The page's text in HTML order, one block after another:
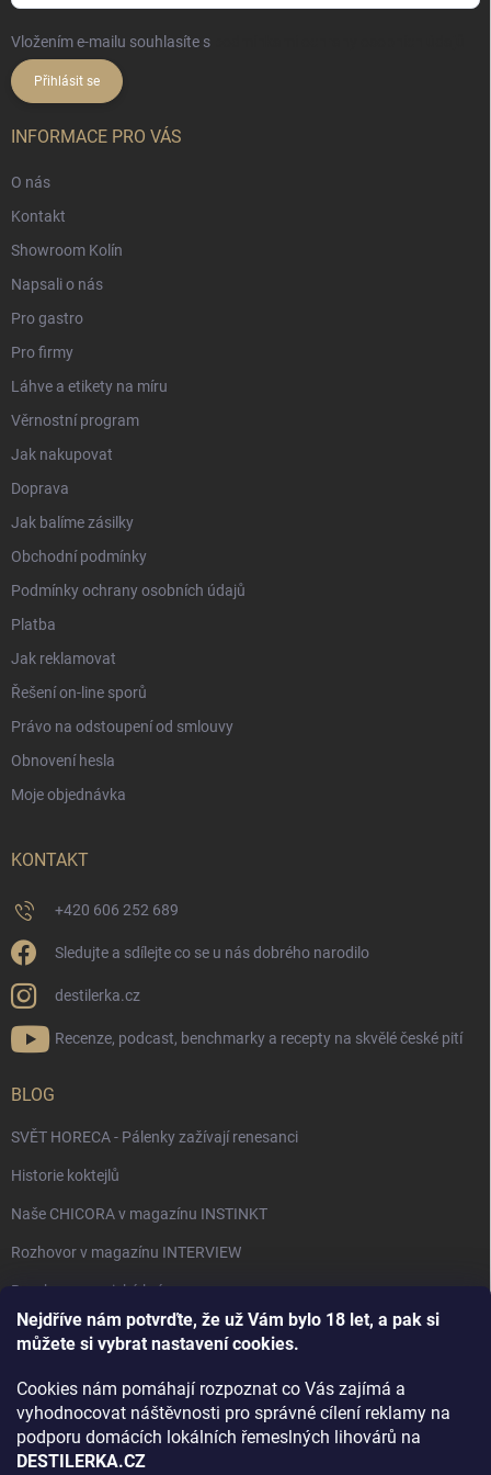
Nejdříve nám potvrďte, že už Vám bylo 18 let, a pak si
můžete si vybrat nastavení cookies.
Cookies nám pomáhají rozpoznat co Vás zajímá a
vyhodnocovat náštěvnosti pro správné cílení reklamy na
podporu domácích lokálních řemeslných lihovárů na
DESTILERKA.CZ
Vložením e-mailu souhlasíte s
Přihlásit se
INFORMACE PRO VÁS
O nás
Kontakt
Showroom Kolín
Napsali o nás
Pro gastro
Pro firmy
Láhve a etikety na míru
Věrnostní program
Jak nakupovat
Doprava
Jak balíme zásilky
Obchodní podmínky
Podmínky ochrany osobních údajů
Platba
Jak reklamovat
Řešení on-line sporů
Právo na odstoupení od smlouvy
Obnovení hesla
Moje objednávka
KONTAKT
+420 606 252 689
Sledujte a sdílejte co se u nás dobrého narodilo
destilerka.cz
Recenze, podcast, benchmarky a recepty na skvělé české pití
BLOG
SVĚT HORECA - Pálenky zažívají renesanci
Historie koktejlů
Naše CHICORA v magazínu INSTINKT
Rozhovor v magazínu INTERVIEW
Bourbon, americká krása.
Napsali v TÝDNU o naší práci
Rozhovor s DESTILERKA.CZ v magazínu DRINKING-CAT
Jak vybrat dárek na Vánoce